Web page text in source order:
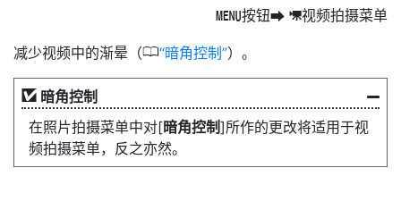
G按钮U 1视频拍摄菜单
减少视频中的渐晕（0 暗角控制 ）。
暗角控制
在照片拍摄菜单中对[暗角控制]所作的更改将适用于视
频拍摄菜单，反之亦然。